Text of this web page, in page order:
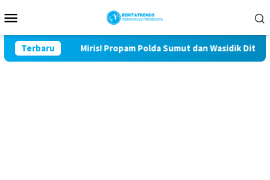
ke
Mobile
Terbaru
Miris! Propam Polda Sumut dan Wasidik Ditreskrimum